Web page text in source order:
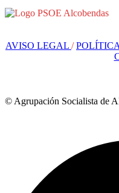
AVISO LEGAL /
© Agrupación Socialista de